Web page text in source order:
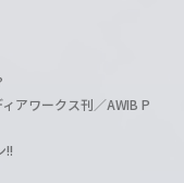
アワークス刊／AWIB P
!!